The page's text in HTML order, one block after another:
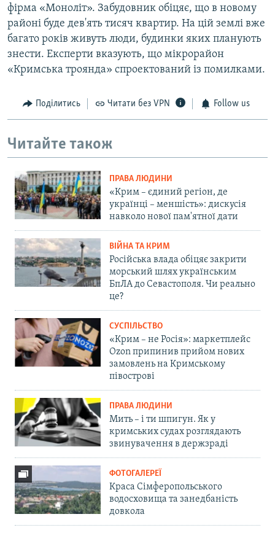
фірма «Моноліт». Забудовник обіцяє, що в новому
районі буде дев'ять тисяч квартир. На цій землі вже
багато років живуть люди, будинки яких планують
знести. Експерти вказують, що мікрорайон
«Кримська троянда» спроектований із помилками.
Поділитись Читати без VPN Follow us
Читайте також
ПРАВА ЛЮДИНИ
«Крим – єдиний регіон, де
українці – меншість»: дискусія
навколо нової пам'ятної дати
ВІЙНА ТА КРИМ
Російська влада обіцяє закрити
морський шлях українським
БпЛА до Севастополя. Чи реально
це?
СУСПІЛЬСТВО
«Крим – не Росія»: маркетплейс
Ozon припинив прийом нових
замовлень на Кримському
півострові
ПРАВА ЛЮДИНИ
Мить – і ти шпигун. Як у
кримських судах розглядають
звинувачення в держзраді
ФОТОГАЛЕРЕЇ
Краса Сімферопольського
водосховища та занедбаність
довкола